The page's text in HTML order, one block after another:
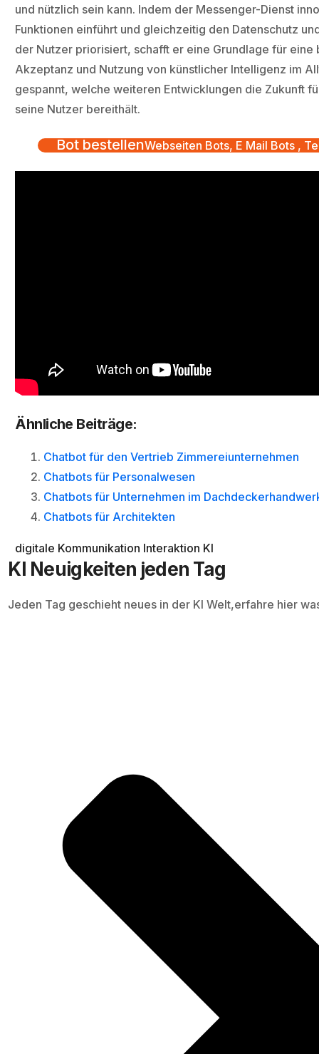
und nützlich sein kann. Indem der Messenger-Dienst
Funktionen einführt und gleichzeitig den Datenschutz
der Nutzer priorisiert, schafft er eine Grundlage für eine
Akzeptanz und Nutzung von künstlicher Intelligenz im
gespannt, welche weiteren Entwicklungen die Zukunft
seine Nutzer bereithält.
Bot bestellenWebseiten Bots, E Mail Bots ,
Ähnliche Beiträge:
Chatbot für den Vertrieb Zimmereiunternehmen
Chatbots für Personalwesen
Chatbots für Unternehmen im
Chatbots für Architekten
digitale Kommunikation Interaktion KI
KI Neuigkeiten jeden Tag
Jeden Tag geschieht neues in der KI Welt,erfahre hier